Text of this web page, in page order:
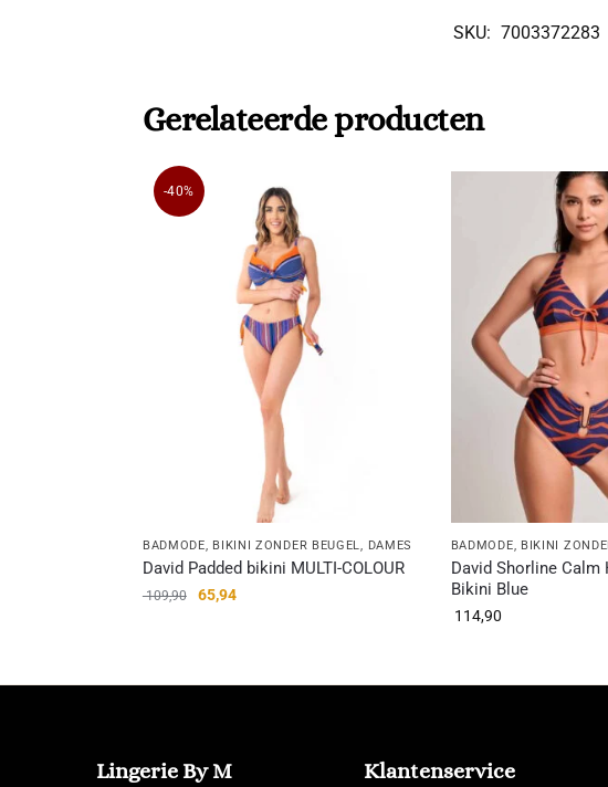
SKU: 7003372283
Gerelateerde producten
-40%
BADMODE BIKINI ZONDER BEUGEL DAMES
David Padded bikini MULTI-COLOUR
109,90 65,94
BADMODE BIKINI
David Shorline Calm
Bikini Blue
114,90
Lingerie By M Klantenservice